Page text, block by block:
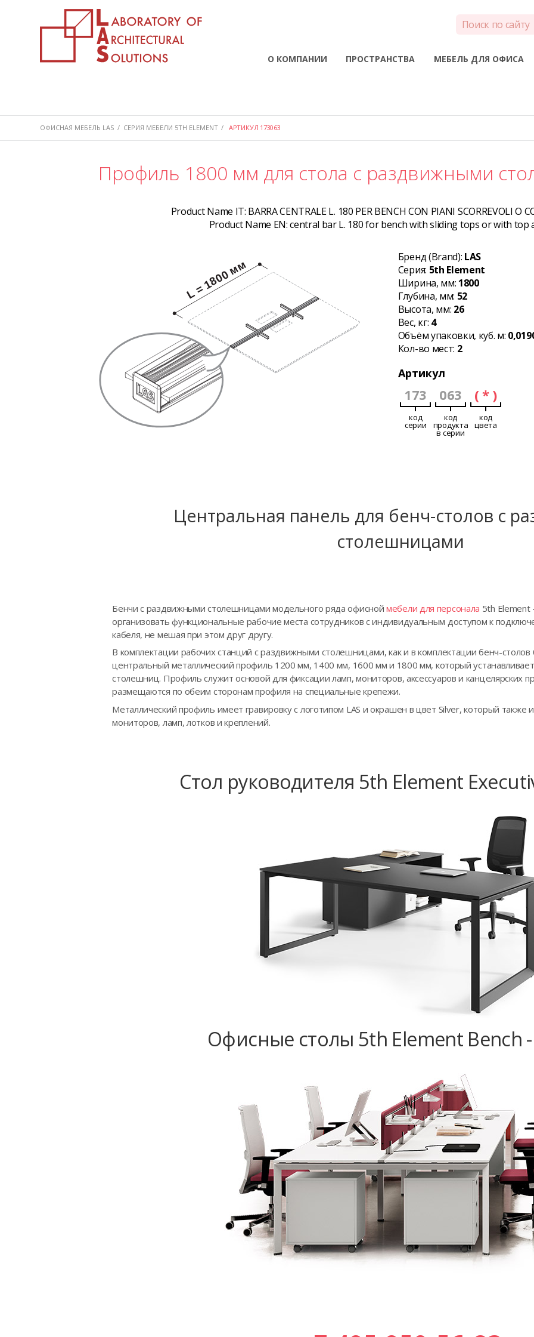
О КОМПАНИИ ПРОСТРАНСТВА МЕБЕЛЬ ДЛЯ ОФИСА
ОФИСНАЯ МЕБЕЛЬ LAS / СЕРИЯ МЕБЕЛИ 5TH ELEMENT / АРТИКУЛ 173063
Профиль 1800 мм для стола с раздвижными
Product Name IT: BARRA CENTRALE L. 180 PER BENCH CON PIANI SCORREVOLI O
Product Name EN:central bar L. 180 for bench with sliding tops or with top
Бренд (Brand): LAS
Серия: 5th Element
Ширина, мм: 1800
Глубина, мм: 52
Высота, мм: 26
Вес, кг: 4
Объём упаковки, куб. м:
Кол-во мест: 2
Артикул
173
код
серии
063
код
продукта
в серии
( * )
код
цвета
Центральная панель для бенч-столов с
столешницами
Бенчи с раздвижными столешницами модельного ряда офисноймебели для персонала 5th
организовать функциональные рабочие места сотрудников с индивидуальным доступом к
кабеля, не мешая при этом друг другу.
В комплектации рабочих станций с раздвижными столешницами, как и в комплектации бенч-столов
центральный металлический профиль 1200 мм, 1400 мм, 1600 мм и 1800 мм, который
столешниц. Профиль служит основой для фиксации ламп, мониторов, аксессуаров и канцелярских
размещаются по обеим сторонам профиля на специальные крепежи.
Металлический профиль имеет гравировку c логотипом LAS и окрашен в цвет Silver, который также
мониторов, ламп, лотков и креплений.
Стол руководителя 5th Element
Офисные столы 5th Element Bench